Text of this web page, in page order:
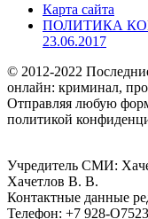
Карта сайта
ПОЛИТИКА
23.06.2017
© 2012-2022
онлайн: криминал,
Отправляя любую
политикой
Учредитель СМИ:
Хaчeтлoв B. B.
Контактные данные
Телефон: +7 928-